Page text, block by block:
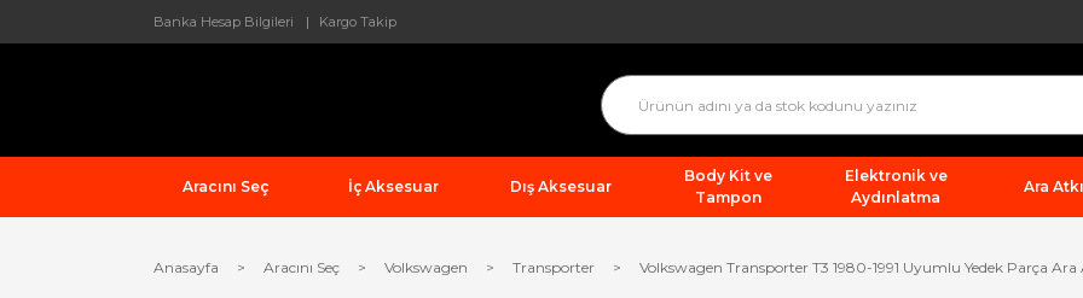
Banka Hesap Bilgileri Kargo Takip
Aracını Seç İç Aksesuar Dış Aksesuar
Body Kit ve
Tampon
Elektronik ve
Aydınlatma
Ara
Anasayfa Aracını Seç Volkswagen Transporter Volkswagen Transporter T3 1980-1991 Uyumlu Yedek Parça